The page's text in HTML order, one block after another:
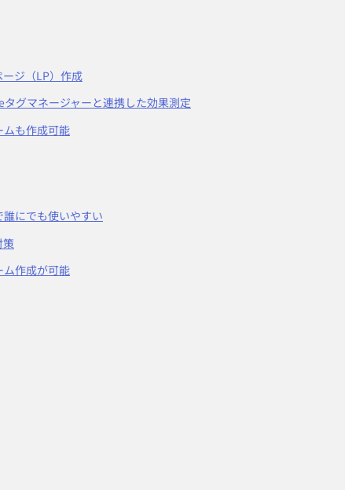
ジ（LP）作成
グマネージャーと連携した効果測定
も作成可能
にでも使いやすい
作成が可能